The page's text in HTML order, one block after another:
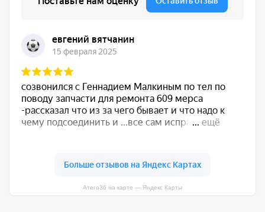
Атего36 на карте — Яндекс Карты